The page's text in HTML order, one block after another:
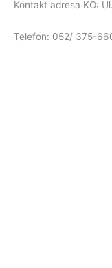
Kontakt adresa KO:
Telefon: 052/ 375-